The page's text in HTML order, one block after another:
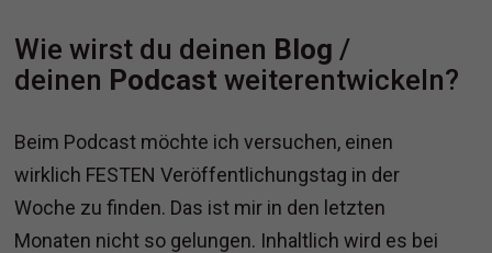
Wie wirst du deinen Blog /
deinen Podcastweiterentwickeln?
Beim Podcast möchte ich versuchen, einen
wirklich FESTEN Veröffentlichungstag in der
Woche zu finden. Das ist mir in den letzten
Monaten nicht so gelungen. Inhaltlich wird es bei